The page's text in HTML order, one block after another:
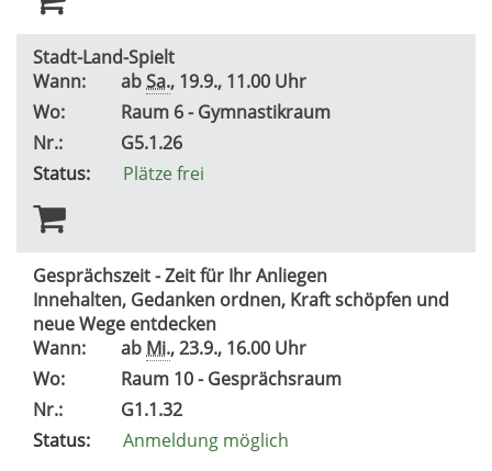
Stadt-Land-Spielt
Wann:
abSa., 19.9., 11.00 Uhr
Wo:
Raum 6 - Gymnastikraum
Nr.:
G5.1.26
Status:
Plätze frei
Gesprächszeit - Zeit für Ihr Anliegen
Innehalten, Gedanken ordnen, Kraft schöpfen und
neue Wege entdecken
Wann:
ab Mi., 23.9., 16.00 Uhr
Wo:
Raum 10 - Gesprächsraum
Nr.:
G1.1.32
Status:
Anmeldung möglich